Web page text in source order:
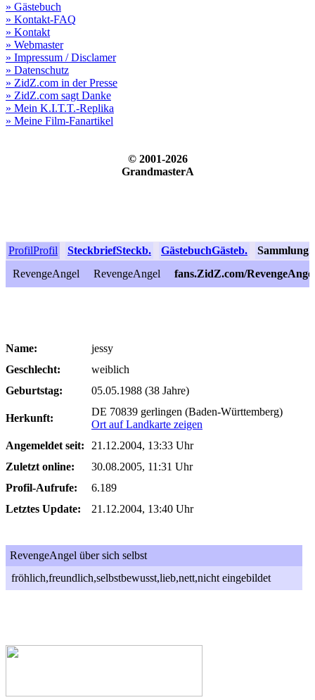
» Gästebuch
» Kontakt-FAQ
» Kontakt
» Webmaster
» Impressum / Disclamer
» Datenschutz
» ZidZ.com in der Presse
» ZidZ.com sagt Danke
» Mein K.I.T.T.-Replika
» Meine Film-Fanartikel
© 2001-2026
GrandmasterA
ProfilProfil SteckbriefSteckb. GästebuchGästeb. Sammlung
RevengeAngel
RevengeAngel fans.ZidZ.com/RevengeAngel
Name:
jessy
Geschlecht:
weiblich
Geburtstag:
05.05.1988 (38 Jahre)
Herkunft:
DE 70839 gerlingen (Baden-Württemberg)
Ort auf Landkarte zeigen
Angemeldet seit:
21.12.2004, 13:33 Uhr
Zuletzt online:
30.08.2005, 11:31 Uhr
Profil-Aufrufe:
6.189
Letztes Update:
21.12.2004, 13:40 Uhr
RevengeAngel über sich selbst
fröhlich,freundlich,selbstbewusst,lieb,nett,nicht eingebildet